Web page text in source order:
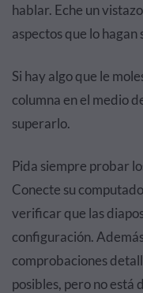
hablar. Eche un
aspectos que lo
Si hay algo que le
columna en el medio
superarlo.
Pida siempre probar
Conecte su
verificar que las
configuración.
comprobaciones
posibles, pero no está